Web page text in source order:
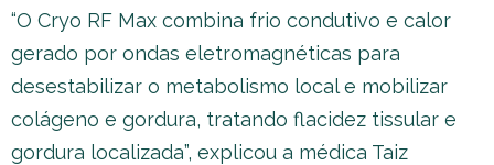
“O Cryo RF Max combina frio condutivo e calor
gerado por ondas eletromagnéticas para
desestabilizar o metabolismo local e mobilizar
colágeno e gordura, tratando flacidez tissular e
gordura localizada”, explicou a médica Taiz